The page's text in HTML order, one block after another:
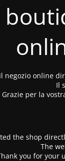
negozio online
Il
Grazie per la
the shop
The
you for your